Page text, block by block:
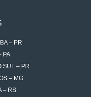
– PR
PA
SUL – PR
– MG
– RS